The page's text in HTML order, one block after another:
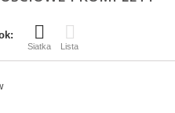
Siatka Lista